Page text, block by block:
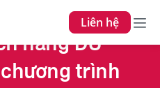
Liên hệ
hàng ĐỦ
trình